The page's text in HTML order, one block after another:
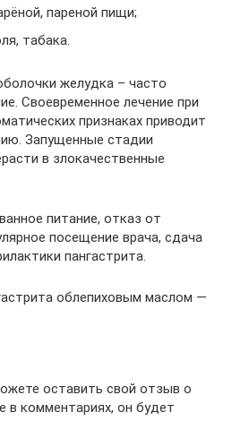
пареной пищи;
табака.
желудка – часто
Своевременное лечение при
признаках приводит
Запущенные стадии
в злокачественные
питание, отказ от
посещение врача, сдача
пангастрита.
облепиховым маслом —
оставить свой отзыв о
в комментариях, он будет